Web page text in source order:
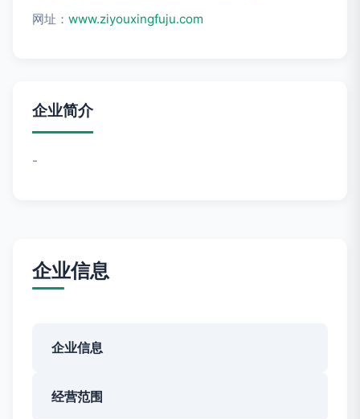
网址： www.ziyouxingfuju.com
企业简介
-
企业信息
企业信息
经营范围